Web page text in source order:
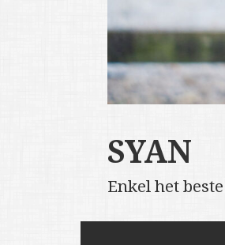
SYAN
Enkel het